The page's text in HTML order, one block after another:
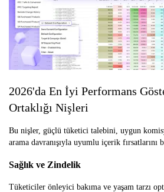
2026'da En İyi Performans
Ortaklığı Nişleri
Bu nişler, güçlü tüketici talebini, uygun
arama davranışıyla uyumlu içerik fırsatlarını
Sağlık ve Zindelik
Tüketiciler önleyici bakıma ve yaşam tarzı